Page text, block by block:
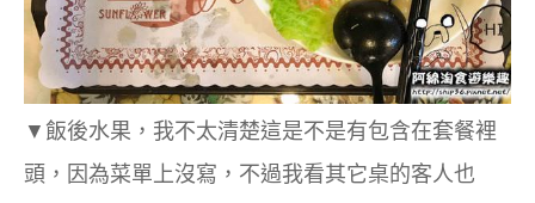
▼飯後水果，我不太清楚這是不是有包含在套餐裡
頭，因為菜單上沒寫，不過我看其它桌的客人也